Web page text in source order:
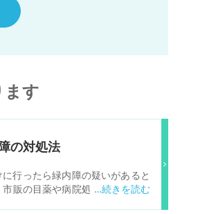
ます
の対処法
行ったら緑内障の疑いがあると
販の目薬や病院処方の目薬など